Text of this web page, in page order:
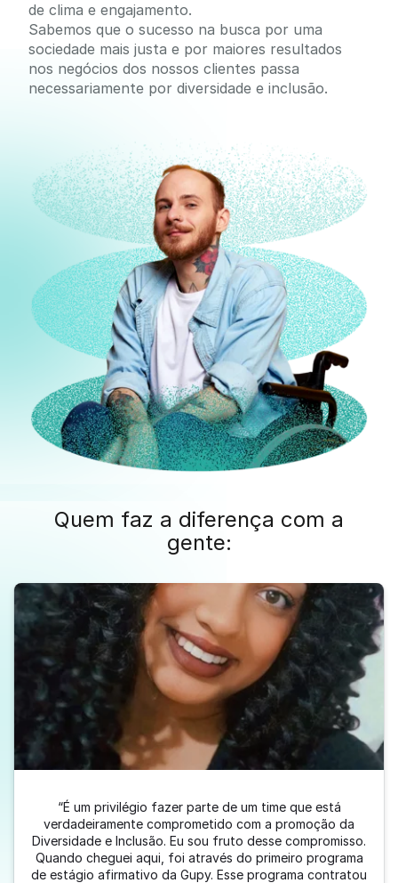
de clima e engajamento.
Sabemos que o sucesso na busca por uma
sociedade mais justa e por maiores resultados
nos negócios dos nossos clientes passa
necessariamente por diversidade e inclusão.
Quem faz a diferença com a
gente:
“É um privilégio fazer parte de um time que está
verdadeiramente comprometido com a promoção da
Diversidade e Inclusão. Eu sou fruto desse compromisso.
Quando cheguei aqui, foi através do primeiro programa
de estágio afirmativo da Gupy. Esse programa contratou